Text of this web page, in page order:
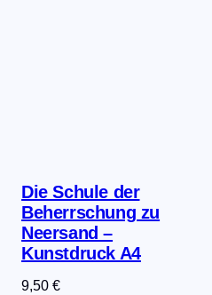
Die Schule der
Beherrschung zu
Neersand –
Kunstdruck A4
9,50€